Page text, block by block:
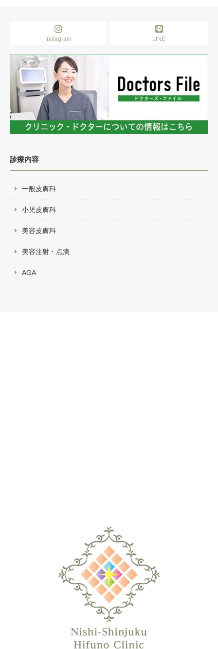
Instagram LINE
診療内容
一般皮膚科
小児皮膚科
美容皮膚科
美容注射・点滴
AGA